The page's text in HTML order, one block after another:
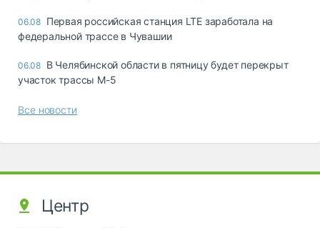
06.08 Первая российская станция LTE заработала на
федеральной трассе в Чувашии
06.08 В Челябинской области в пятницу будет перекрыт
участок трассы М-5
Все новости
Центр